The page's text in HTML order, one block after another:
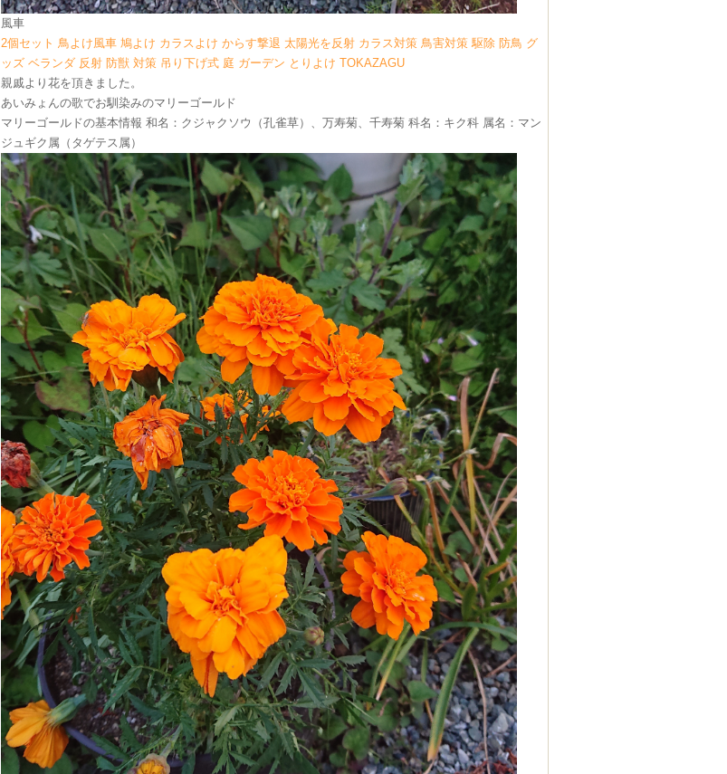
風車
2個セット 鳥よけ風車 鳩よけ カラスよけ からす撃退 太陽光を反射 カラス対策 鳥害対策 駆除 防鳥 グ
ッズ ベランダ 反射 防獣 対策 吊り下げ式 庭 ガーデン とりよけ TOKAZAGU
親戚より花を頂きました。
あいみょんの歌でお馴染みのマリーゴールド
マリーゴールドの基本情報 和名：クジャクソウ（孔雀草）、万寿菊、千寿菊 科名：キク科 属名：マン
ジュギク属（タゲテス属）